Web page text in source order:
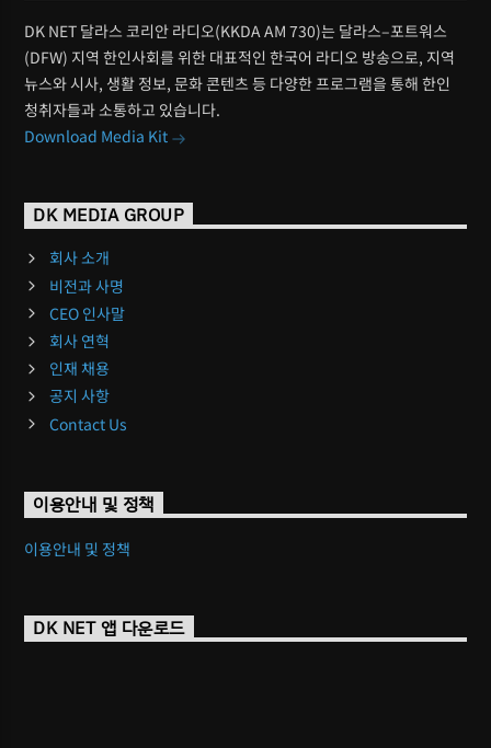
DK NET 달라스 코리안 라디오(KKDA AM 730)는 달라스–포트워스
(DFW) 지역 한인사회를 위한 대표적인 한국어 라디오 방송으로, 지역
뉴스와 시사, 생활 정보, 문화 콘텐츠 등 다양한 프로그램을 통해 한인
청취자들과 소통하고 있습니다.
Download Media Kit
DK MEDIA GROUP
회사 소개
비전과 사명
CEO 인사말
회사 연혁
인재 채용
공지 사항
Contact Us
이용안내 및 정책
이용안내 및 정책
DK NET 앱 다운로드